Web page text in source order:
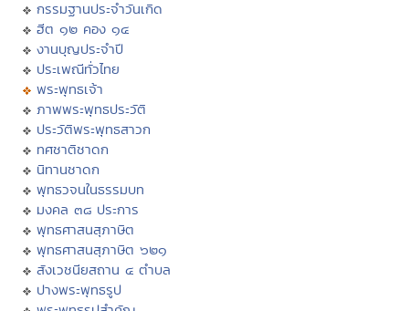
กรรมฐานประจำวันเกิด
ฮีต ๑๒ คอง ๑๔
งานบุญประจำปี
ประเพณีทั่วไทย
พระพุทธเจ้า
ภาพพระพุทธประวัติ
ประวัติพระพุทธสาวก
ทศชาติชาดก
นิทานชาดก
พุทธวจนในธรรมบท
มงคล ๓๘ ประการ
พุทธศาสนสุภาษิต
พุทธศาสนสุภาษิต ๖๒๑
สังเวชนียสถาน ๔ ตำบล
ปางพระพุทธรูป